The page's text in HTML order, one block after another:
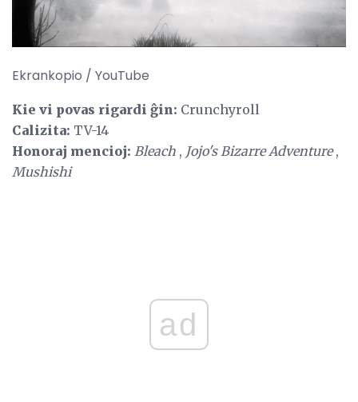
Ekrankopio / YouTube
Kie vi povas rigardi ĝin: Crunchyroll
Calizita: TV-14
Honoraj mencioj: Bleach , Jojo's Bizarre Adventure,
Mushishi
ad